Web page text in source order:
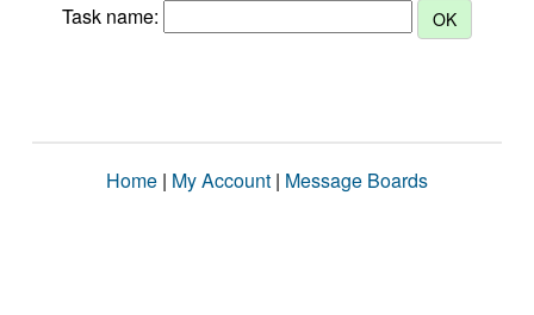
Task name:
Home | My Account | Message Boards